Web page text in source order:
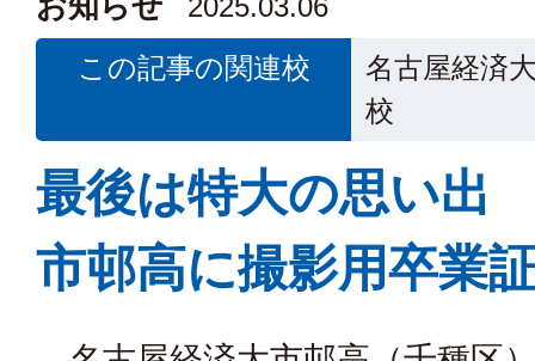
2025.03.06
この記事の関連校
名古屋経済
校
最後は特大の思い出
市邨高に撮影用卒業